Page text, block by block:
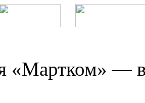
«Мартком» —